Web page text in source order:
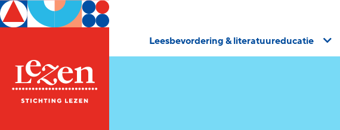
Leesbevordering & literatuureducatie